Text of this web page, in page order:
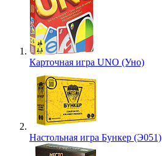
Карточная игра UNO (Уно)
Настольная игра Бункер (Э051)